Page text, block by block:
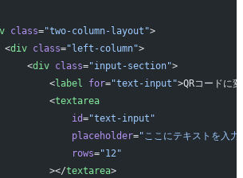
class="two-column-layout">
<
div class="left-column">
<
div class="input-section">
<
label for="text-input">QRコードに
<
textarea
id
="text-input"
placeholder
="ここにテキストを入
rows
="12"
></
textarea>